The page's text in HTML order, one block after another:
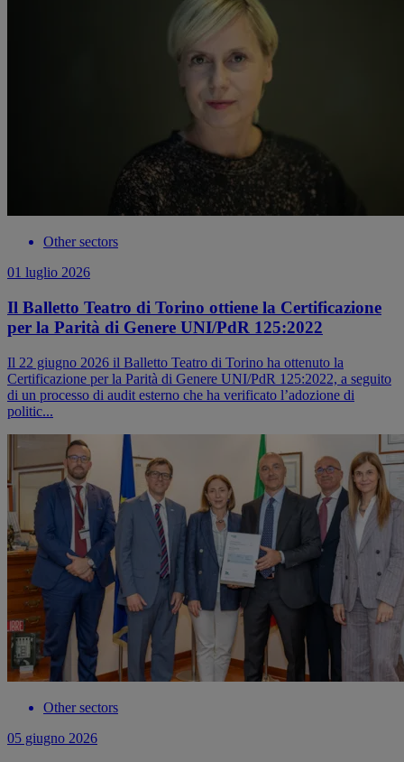
Other sectors
01 luglio 2026
Il Balletto Teatro di Torino ottiene la Certificazione
per la Parità di Genere UNI/PdR 125:2022
Il 22 giugno 2026 il Balletto Teatro di Torino ha ottenuto la
Certificazione per la Parità di Genere UNI/PdR 125:2022, a seguito
di un processo di audit esterno che ha verificato l’adozione di
politic...
Other sectors
05 giugno 2026